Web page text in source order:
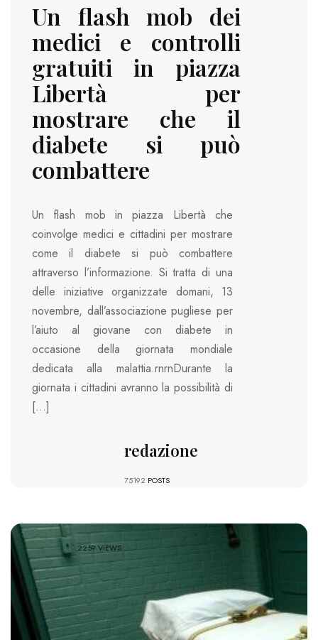
Un flash mob dei
medici e controlli
gratuiti in piazza
Libertà per
mostrare che il
diabete si può
combattere
Un flash mob in piazza Libertà che
coinvolge medici e cittadini per mostrare
come il diabete si può combattere
attraverso l’informazione. Si tratta di una
delle iniziative organizzate domani, 13
novembre, dall’associazione pugliese per
l’aiuto al giovane con diabete in
occasione della giornata mondiale
dedicata alla malattia.rnrnDurante la
giornata i cittadini avranno la possibilità di
[…]
redazione
75192 POSTS
2259 VIEWS